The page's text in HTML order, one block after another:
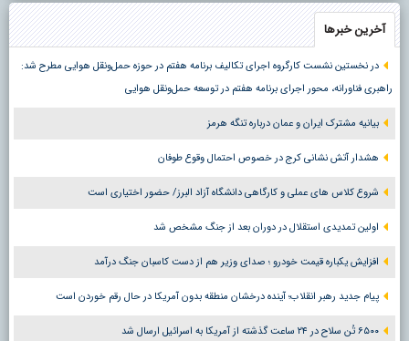
آخرین خبرها
در نخستین نشست کارگروه اجرای تکالیف برنامه هفتم در حوزه حمل‌ونقل هوایی مطرح شد:
راهبری فناورانه، محور اجرای برنامه هفتم در توسعه حمل‌ونقل هوایی
بیانیه مشترک ایران و عمان درباره تنگه هرمز
هشدار آتش نشانی کرج در خصوص احتمال وقوع طوفان
شروع کلاس های عملی و کارگاهی دانشگاه آزاد البرز/ حضور اختیاری است
اولین تمدیدی استقلال در دوران بعد از جنگ مشخص شد
افزایش یکباره قیمت خودرو ؛ صدای وزیر هم از دست کاسبان جنگ درآمد
پیام جدید رهبر انقلاب؛ آینده درخشان منطقه بدون آمریکا در حال رقم خوردن است
۶۵۰۰ تُن سلاح در ۲۴ ساعت گذشته از آمریکا به اسرائیل ارسال شد